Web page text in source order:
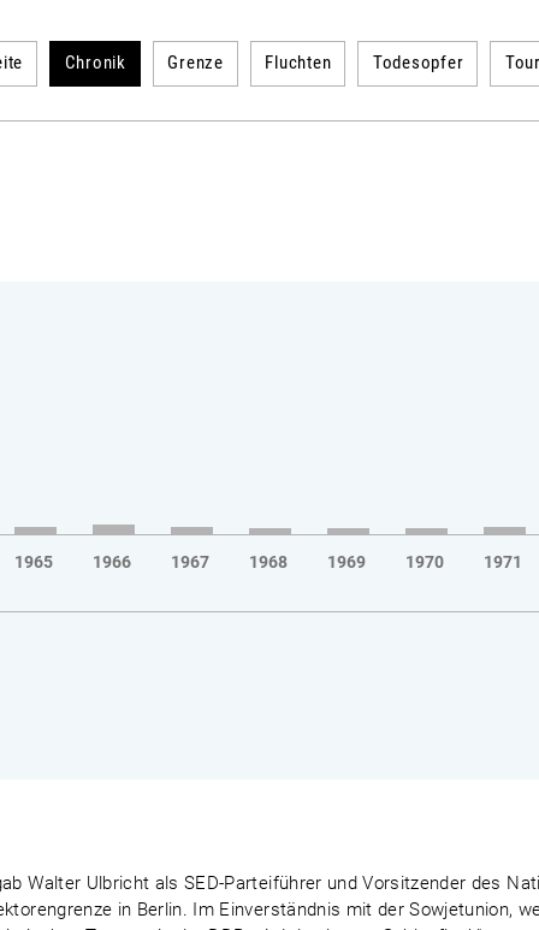
Chronik Grenze Fluchten Todesopfer
1965 1966 1967 1968 1969 1970 1971
Walter Ulbricht als SED-Parteiführer und Vorsitzender des
in Berlin. Im Einverständnis mit der Sowjetunion,